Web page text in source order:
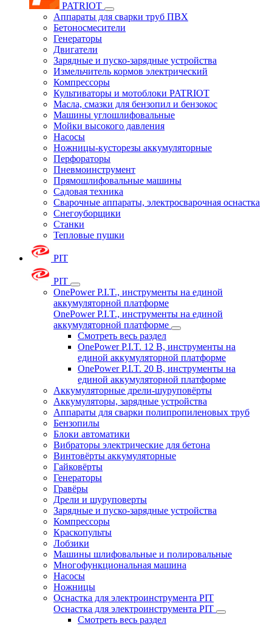
PATRIOT
Аппараты для сварки труб ПВХ
Бетоносмесители
Генераторы
Двигатели
Зарядные и пуско-зарядные устройства
Измельчитель кормов электрический
Компрессоры
Культиваторы и мотоблоки PATRIOT
Масла, смазки для бензопил и бензокос
Машины углошлифовальные
Мойки высокого давления
Насосы
Ножницы-кусторезы аккумуляторные
Перфораторы
Пневмоинструмент
Прямошлифовальные машины
Садовая техника
Сварочные аппараты, электросварочная оснастка
Снегоуборщики
Станки
Тепловые пушки
PIT
PIT
OnePower P.I.T., инструменты на единой
аккумуляторной платформе
OnePower P.I.T., инструменты на единой
аккумуляторной платформе
Смотреть весь раздел
OnePower P.I.T. 12 В, инструменты на
единой аккумуляторной платформе
OnePower P.I.T. 20 В, инструменты на
единой аккумуляторной платформе
Аккумуляторные дрели-шуруповёрты
Аккумуляторы, зарядные устройства
Аппараты для сварки полипропиленовых труб
Бензопилы
Блоки автоматики
Вибраторы электрические для бетона
Винтовёрты аккумуляторные
Гайковёрты
Генераторы
Гравёры
Дрели и шуруповерты
Зарядные и пуско-зарядные устройства
Компрессоры
Краскопульты
Лобзики
Машины шлифовальные и полировальные
Многофункциональная машина
Насосы
Ножницы
Оснастка для электроинструмента PIT
Оснастка для электроинструмента PIT
Смотреть весь раздел